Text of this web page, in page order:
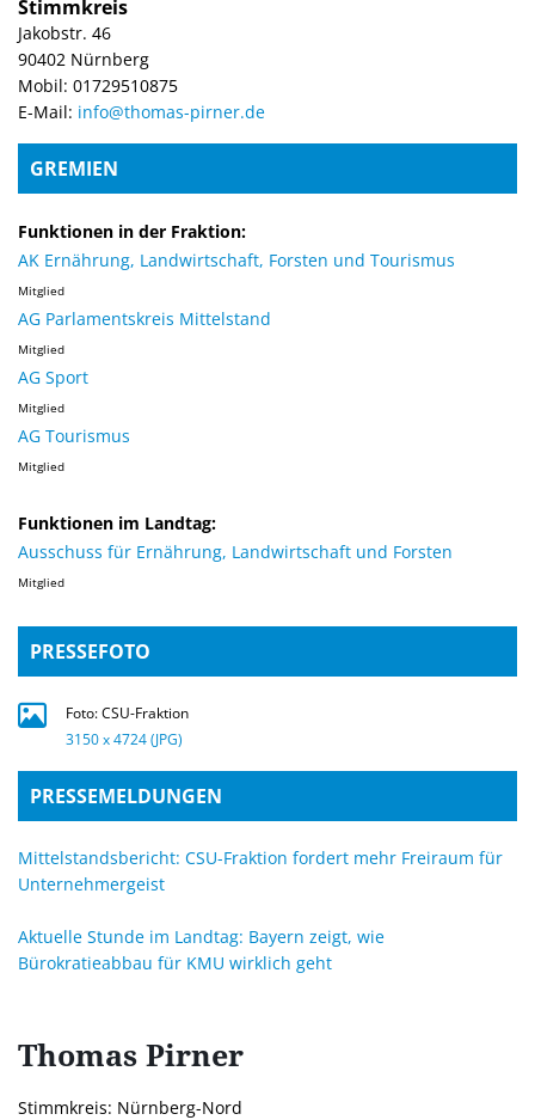
Stimmkreis
Jakobstr. 46
90402 Nürnberg
Mobil: 01729510875
E-Mail: info@thomas-pirner.de
GREMIEN
Funktionen in der Fraktion:
AK Ernährung, Landwirtschaft, Forsten und Tourismus
Mitglied
AG Parlamentskreis Mittelstand
Mitglied
AG Sport
Mitglied
AG Tourismus
Mitglied
Funktionen im Landtag:
Ausschuss für Ernährung, Landwirtschaft und Forsten
Mitglied
PRESSEFOTO
Foto: CSU-Fraktion
3150 x 4724 (JPG)
PRESSEMELDUNGEN
Mittelstandsbericht: CSU-Fraktion fordert mehr Freiraum für
Unternehmergeist
Aktuelle Stunde im Landtag: Bayern zeigt, wie
Bürokratieabbau für KMU wirklich geht
Thomas Pirner
Stimmkreis: Nürnberg-Nord